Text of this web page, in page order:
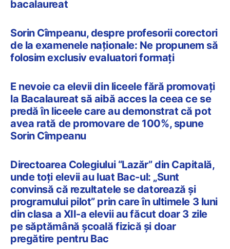
bacalaureat
Sorin Cîmpeanu, despre profesorii corectori
de la examenele naționale: Ne propunem să
folosim exclusiv evaluatori formați
E nevoie ca elevii din liceele fără promovați
la Bacalaureat să aibă acces la ceea ce se
predă în liceele care au demonstrat că pot
avea rată de promovare de 100%, spune
Sorin Cîmpeanu
Directoarea Colegiului “Lazăr” din Capitală,
unde toți elevii au luat Bac-ul: „Sunt
convinsă că rezultatele se datorează și
programului pilot” prin care în ultimele 3 luni
din clasa a XII-a elevii au făcut doar 3 zile
pe săptămână școală fizică și doar
pregătire pentru Bac